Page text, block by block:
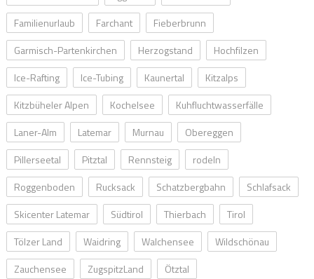
Familienurlaub
Farchant
Fieberbrunn
Garmisch-Partenkirchen
Herzogstand
Hochfilzen
Ice-Rafting
Ice-Tubing Kaunertal
Kitzalps
Kitzbüheler Alpen
Kochelsee
Kuhfluchtwasserfälle
Laner-Alm
Latemar Murnau
Obereggen
Pillerseetal
Pitztal Rennsteig
rodeln
Roggenboden
Rucksack Schatzbergbahn
Schlafsack
Skicenter Latemar
Südtirol Thierbach
Tirol
Tölzer Land
Waidring Walchensee
Wildschönau
Zauchensee
ZugspitzLand Ötztal